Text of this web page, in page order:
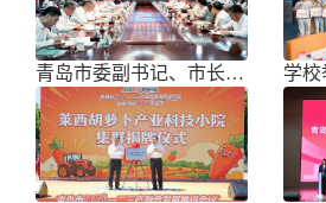
青岛市委副书记、市长任刚来校调研